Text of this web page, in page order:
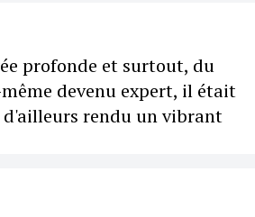
profonde et surtout, du
devenu expert, il était
d'ailleurs rendu un vibrant